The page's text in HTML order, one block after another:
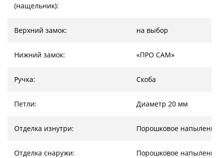
(нащельник):
Верхний замок: на выбор
Нижний замок: «ПРО САМ»
Ручка: Скоба
Петли: Диаметр 20 мм
Отделка изнутри: Порошковое напыление
Отделка снаружи: Порошковое напыление